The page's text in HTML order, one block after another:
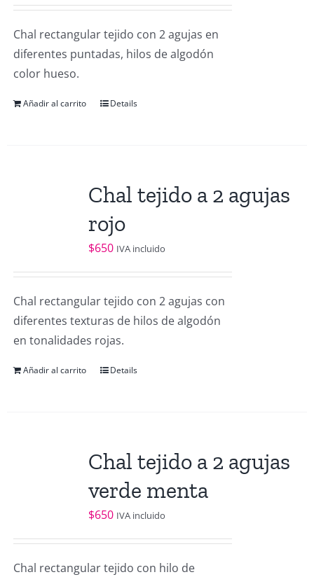
Chal rectangular tejido con 2 agujas en
diferentes puntadas, hilos de algodón
color hueso.
Añadir al carrito Details
Chal tejido a 2 agujas
rojo
$650 IVA incluido
Chal rectangular tejido con 2 agujas con
diferentes texturas de hilos de algodón
en tonalidades rojas.
Añadir al carrito Details
Chal tejido a 2 agujas
verde menta
$650 IVA incluido
Chal rectangular tejido con hilo de